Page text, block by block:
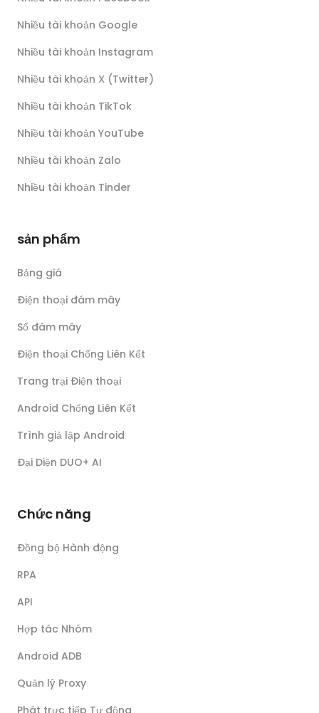
Nhiều tài khoản Google
Nhiều tài khoản Instagram
Nhiều tài khoản X (Twitter)
Nhiều tài khoản TikTok
Nhiều tài khoản YouTube
Nhiều tài khoản Zalo
Nhiều tài khoản Tinder
sản phẩm
Bảng giá
Điện thoại đám mây
Số đám mây
Điện thoại Chống Liên Kết
Trang trại Điện thoại
Android Chống Liên Kết
Trình giả lập Android
Đại Diện DUO+ AI
Chức năng
Đồng bộ Hành động
RPA
API
Hợp tác Nhóm
Android ADB
Quản lý Proxy
Phát trực tiếp Tự động